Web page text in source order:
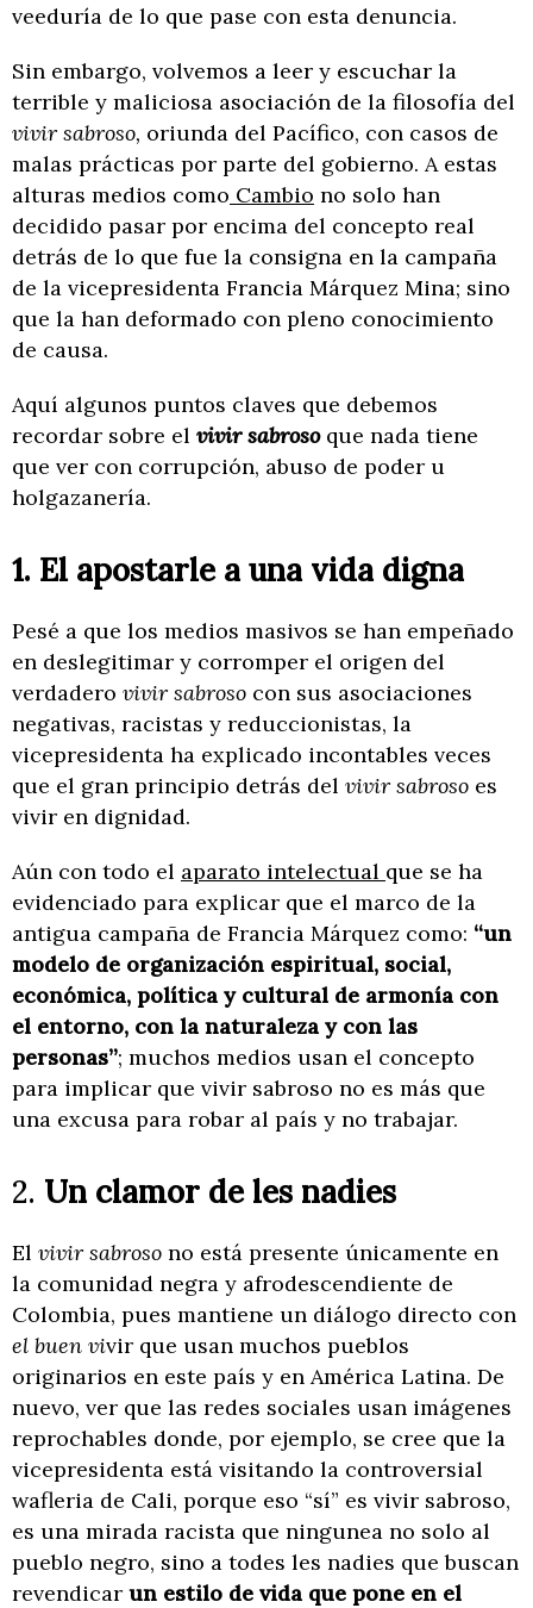
veeduría de lo que pase con esta denuncia.
Sin embargo, volvemos a leer y escuchar la
terrible y maliciosa asociación de la filosofía del
vivir sabroso, oriunda del Pacífico, con casos de
malas prácticas por parte del gobierno. A estas
alturas medios como Cambio no solo han
decidido pasar por encima del concepto real
detrás de lo que fue la consigna en la campaña
de la vicepresidenta Francia Márquez Mina; sino
que la han deformado con pleno conocimiento
de causa.
Aquí algunos puntos claves que debemos
recordar sobre el vivir sabrosoque nada tiene
que ver con corrupción, abuso de poder u
holgazanería.
1. El apostarle a una vida digna
Pesé a que los medios masivos se han empeñado
en deslegitimar y corromper el origen del
verdadero vivir sabroso con sus asociaciones
negativas, racistas y reduccionistas, la
vicepresidenta ha explicado incontables veces
que el gran principio detrás del vivir sabroso es
vivir en dignidad.
Aún con todo el aparato intelectual que se ha
evidenciado para explicar que el marco de la
antigua campaña de Francia Márquez como: “un
modelo de organización espiritual, social,
económica, política y cultural de armonía con
el entorno, con la naturaleza y con las
personas”; muchos medios usan el concepto
para implicar que vivir sabroso no es más que
una excusa para robar al país y no trabajar.
2. Un clamor de les nadies
El vivir sabroso no está presente únicamente en
la comunidad negra y afrodescendiente de
Colombia, pues mantiene un diálogo directo con
el buen vivir que usan muchos pueblos
originarios en este país y en América Latina. De
nuevo, ver que las redes sociales usan imágenes
reprochables donde, por ejemplo, se cree que la
vicepresidenta está visitando la controversial
wafleria de Cali, porque eso “sí” es vivir sabroso,
es una mirada racista que ningunea no solo al
pueblo negro, sino a todes les nadies que buscan
revendicar un estilo de vida que pone en el